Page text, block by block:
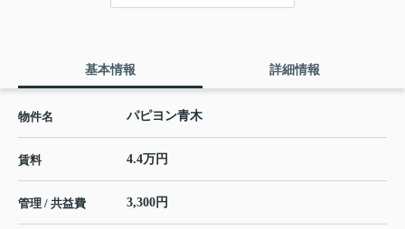
基本情報 詳細情報
物件名 パピヨン青木
賃料 4.4万円
管理 / 共益費 3,300円